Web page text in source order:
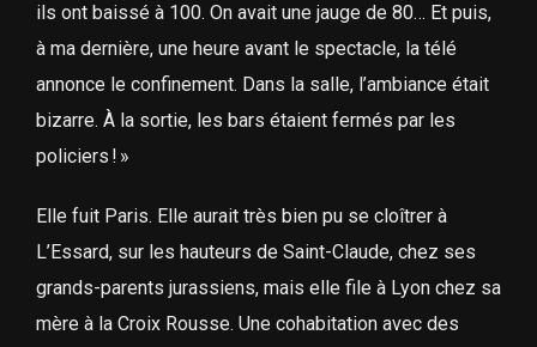
ils ont baissé à 100. On avait une jauge de 80… Et puis,
à ma dernière, une heure avant le spectacle, la télé
annonce le confinement. Dans la salle, l’ambiance était
bizarre. À la sortie, les bars étaient fermés par les
policiers ! »
Elle fuit Paris. Elle aurait très bien pu se cloîtrer à
L’Essard, sur les hauteurs de Saint-Claude, chez ses
grands-parents jurassiens, mais elle file à Lyon chez sa
mère à la Croix Rousse. Une cohabitation avec des